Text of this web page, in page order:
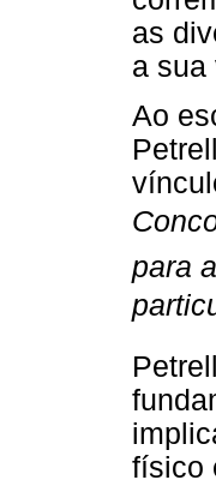
as
a sua
Ao
para
físico